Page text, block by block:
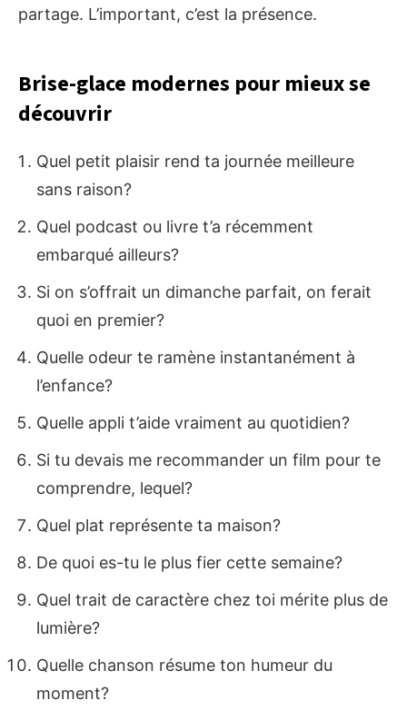
partage. L’important, c’est la présence.
Brise-glace modernes pour mieux se
découvrir
Quel petit plaisir rend ta journée meilleure
sans raison?
Quel podcast ou livre t’a récemment
embarqué ailleurs?
Si on s’offrait un dimanche parfait, on ferait
quoi en premier?
Quelle odeur te ramène instantanément à
l’enfance?
Quelle appli t’aide vraiment au quotidien?
Si tu devais me recommander un film pour te
comprendre, lequel?
Quel plat représente ta maison?
De quoi es-tu le plus fier cette semaine?
Quel trait de caractère chez toi mérite plus de
lumière?
Quelle chanson résume ton humeur du
moment?